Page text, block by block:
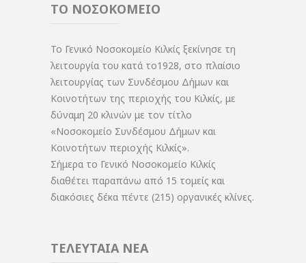
ΤΟ ΝΟΣΟΚΟΜΕΙΟ
Το Γενικό Νοσοκομείο Κιλκίς ξεκίνησε τη
λειτουργία του κατά το1928, στο πλαίσιο
λειτουργίας των Συνδέσμου Δήμων και
Κοινοτήτων της περιοχής του Κιλκίς, με
δύναμη 20 κλινών με τον τίτλο
«Νοσοκομείο Συνδέσμου Δήμων και
Κοινοτήτων περιοχής Κιλκίς».
Σήμερα το Γενικό Νοσοκομείο Κιλκίς
διαθέτει παραπάνω από 15 τομείς και
διακόσιες δέκα πέντε (215) οργανικές κλίνες.
ΤΕΛΕΥΤΑΙΑ ΝΕΑ